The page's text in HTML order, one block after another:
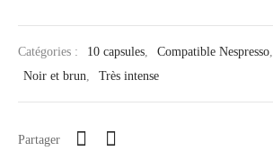
Catégories : 10 capsules, Compatible Nespresso,
Noir et brun
Très intense
Partager